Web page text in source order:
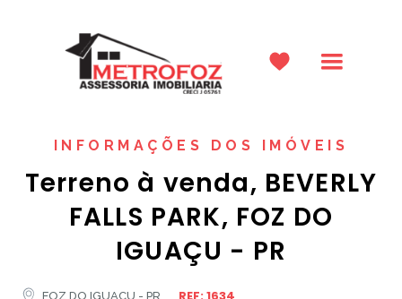
INFORMAÇÕES DOS IMÓVEIS
Terreno à venda, BEVERLY
FALLS PARK, FOZ DO
IGUAÇU - PR
FOZ DO IGUACU - PR